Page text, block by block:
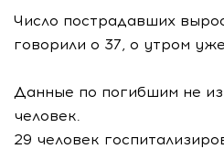
Число пострадавших
говорили о 37, о утром
Данные по погибшим не
человек.
29 человек